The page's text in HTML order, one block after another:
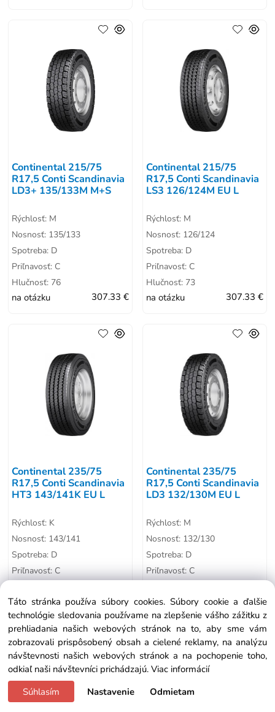
Continental 215/75
R17,5 Conti Scandinavia
LD3+ 135/133M M+S
Rýchlosť: M
Nosnosť: 135/133
Spotreba: D
Priľnavosť: C
Hlučnosť: 76
na otázku 307.33 €
Continental 215/75
R17,5 Conti Scandinavia
LS3 126/124M EU L
Rýchlosť: M
Nosnosť: 126/124
Spotreba: D
Priľnavosť: C
Hlučnosť: 73
na otázku 307.33 €
Continental 235/75
R17,5 Conti Scandinavia
HT3 143/141K EU L
Rýchlosť: K
Nosnosť: 143/141
Spotreba: D
Priľnavosť: C
na otázku 429.50 €
Continental 235/75
R17,5 Conti Scandinavia
LD3 132/130M EU L
Rýchlosť: M
Nosnosť: 132/130
Spotreba: D
Priľnavosť: C
na otázku 417.84 €
Táto stránka používa súbory cookies. Súbory cookie a ďalšie
technológie sledovania používame na zlepšenie vášho zážitku z
prehliadania našich webových stránok na to, aby sme vám
zobrazovali prispôsobený obsah a cielené reklamy, na analýzu
návštevnosti našich webových stránok a na pochopenie toho,
odkiaľ naši návštevníci prichádzajú. Viac informácií
Súhlasím
Nastavenie Odmietam